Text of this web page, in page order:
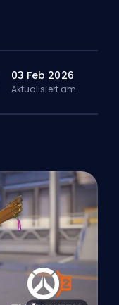
03 Feb 2026
Aktualisiert am